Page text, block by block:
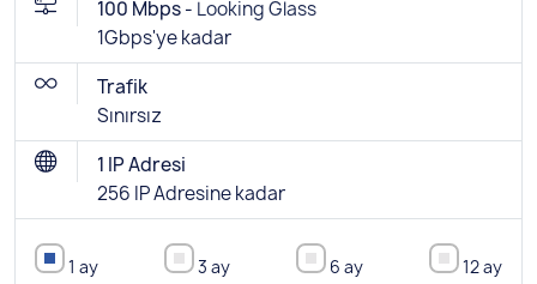
100 Mbps - Looking Glass
1Gbps'ye kadar
Trafik
Sınırsız
1 IP Adresi
256 IP Adresine kadar
1 ay 3 ay 6 ay 12 ay